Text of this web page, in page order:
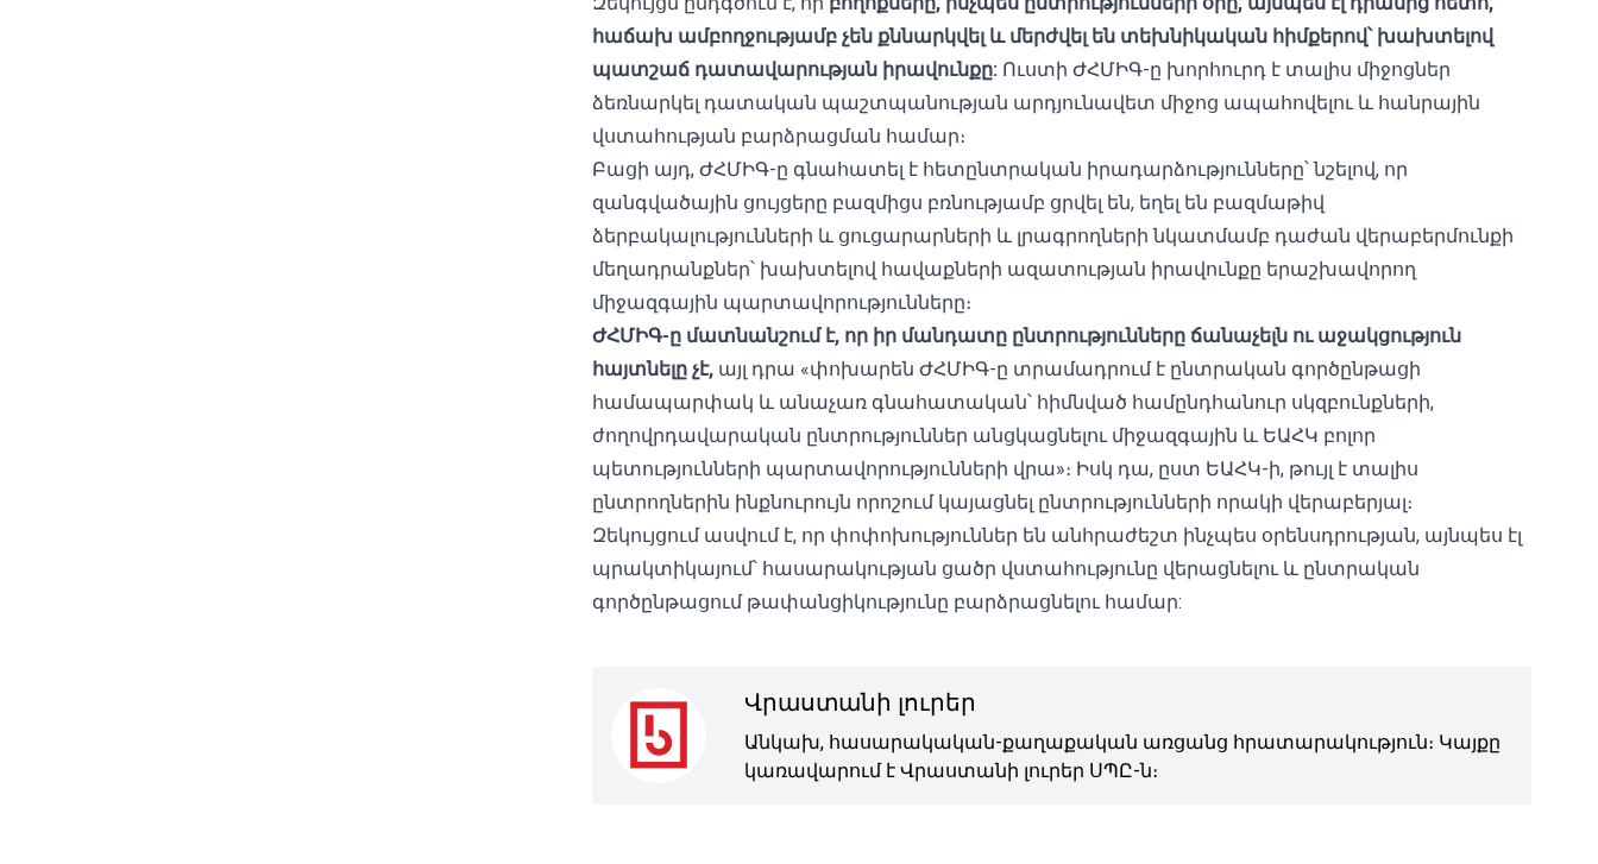
հաճախ ամբողջությամբ չեն քննարկվել և մերժվել են տեխնիկական հիմքերով՝ խախտելով
պատշաճ դատավարության իրավունքը: Ուստի ԺՀՄԻԳ-ը խորհուրդ է տալիս միջոցներ
ձեռնարկել դատական ​​պաշտպանության արդյունավետ միջոց ապահովելու և հանրային
վստահության բարձրացման համար։
Բացի այդ, ԺՀՄԻԳ-ը գնահատել է հետընտրական իրադարձությունները՝ նշելով, որ
զանգվածային ցույցերը բազմիցս բռնությամբ ցրվել են, եղել են բազմաթիվ
ձերբակալությունների և ցուցարարների և լրագրողների նկատմամբ դաժան վերաբերմունքի
մեղադրանքներ՝ խախտելով հավաքների ազատության իրավունքը երաշխավորող
միջազգային պարտավորությունները։
ԺՀՄԻԳ-ը մատնանշում է, որ իր մանդատը ընտրությունները ճանաչելն ու աջակցություն
հայտնելը չէ, այլ դրա «փոխարեն ԺՀՄԻԳ-ը տրամադրում է ընտրական գործընթացի
համապարփակ և անաչառ գնահատական՝ հիմնված համընդհանուր սկզբունքների,
ժողովրդավարական ընտրություններ անցկացնելու միջազգային և ԵԱՀԿ բոլոր
պետությունների պարտավորությունների վրա»։ Իսկ դա, ըստ ԵԱՀԿ-ի, թույլ է տալիս
ընտրողներին ինքնուրույն որոշում կայացնել ընտրությունների որակի վերաբերյալ։
Զեկույցում ասվում է, որ փոփոխություններ են անհրաժեշտ ինչպես օրենսդրության, այնպես էլ
պրակտիկայում՝ հասարակության ցածր վստահությունը վերացնելու և ընտրական
գործընթացում թափանցիկությունը բարձրացնելու համար:
Վրաստանի լուրեր
Անկախ, հասարակական-քաղաքական առցանց հրատարակություն։ Կայքը
կառավարում է Վրաստանի լուրեր ՍՊԸ-ն։